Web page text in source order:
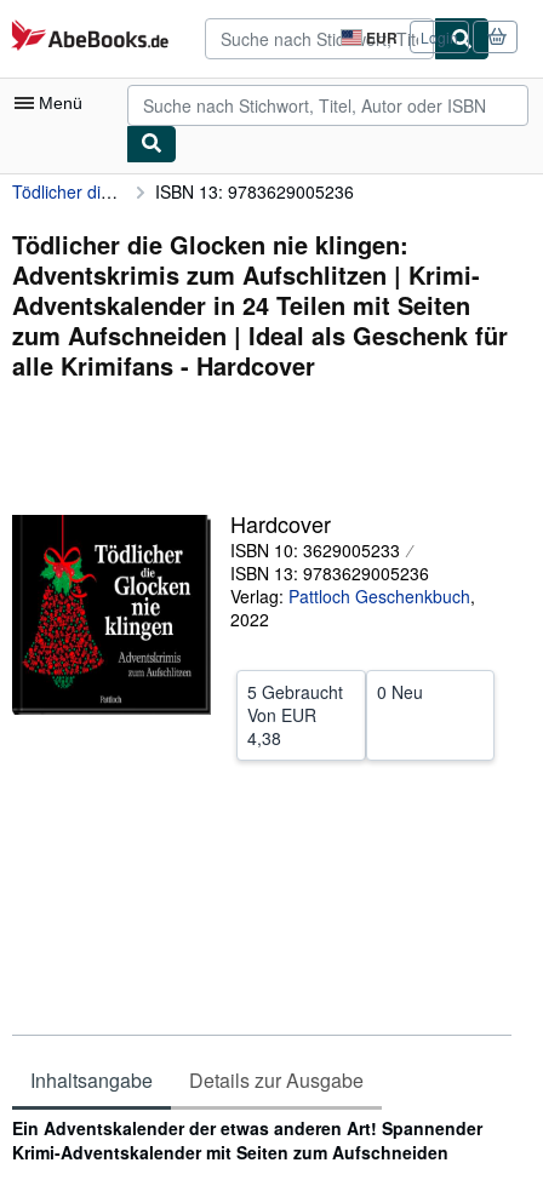
Zum Hauptinhalt
AbeBooks.de EUR
Seite
der
Einkaufseinstellungen.
Login
Menü
Nutzerkonto
Meine Bestellungen
Detailsuche
Sammlungen
Antiquarische Bücher
SCHLIESSEN
Tödlicher die Glocken nie klingen: Adventskrimis zum Aufschlitzen | Krimi-Adventskalender in 24 Teilen mit Seiten zum Aufschneiden | Ideal als Geschenk für alle Krimifans ISBN 13: 9783629005236
Tödlicher die Glocken nie klingen:
Adventskrimis zum Aufschlitzen | Krimi-
Adventskalender in 24 Teilen mit Seiten
zum Aufschneiden | Ideal als Geschenk für
alle Krimifans - Hardcover
Hardcover
ISBN 10: 3629005233
ISBN 13: 9783629005236
Verlag: Pattloch Geschenkbuch,
2022
5 Gebraucht
Von EUR
4,38
0 Neu
Inhaltsangabe Details zur Ausgabe
Inhaltsangabe
Ein Adventskalender der etwas anderen Art! Spannender
Krimi-Adventskalender mit Seiten zum Aufschneiden